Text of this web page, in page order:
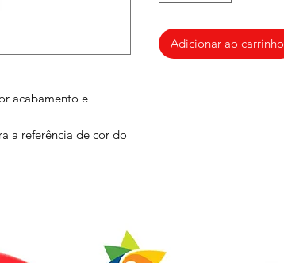
acabamento e
a referência de cor do
Adicionar ao carrinho